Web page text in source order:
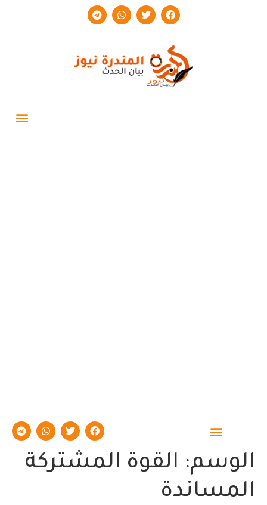
الوسم: القوة المشتركة
المساندة